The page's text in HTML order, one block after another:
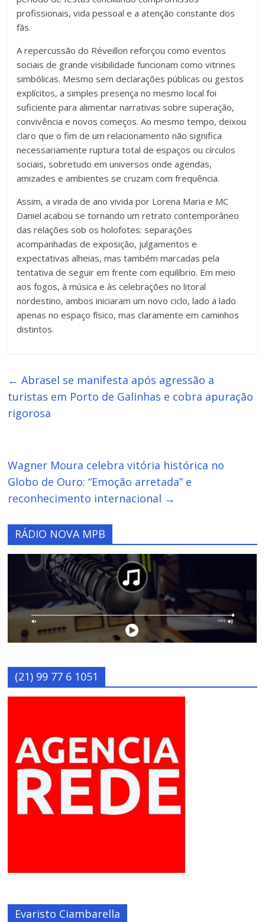
profissionais, vida pessoal e a atenção constante dos
fãs.
A repercussão do Réveillon reforçou como eventos
sociais de grande visibilidade funcionam como vitrines
simbólicas. Mesmo sem declarações públicas ou gestos
explícitos, a simples presença no mesmo local foi
suficiente para alimentar narrativas sobre superação,
convivência e novos começos. Ao mesmo tempo, deixou
claro que o fim de um relacionamento não significa
necessariamente ruptura total de espaços ou círculos
sociais, sobretudo em universos onde agendas,
amizades e ambientes se cruzam com frequência.
Assim, a virada de ano vivida por Lorena Maria e MC
Daniel acabou se tornando um retrato contemporâneo
das relações sob os holofotes: separações
acompanhadas de exposição, julgamentos e
expectativas alheias, mas também marcadas pela
tentativa de seguir em frente com equilíbrio. Em meio
aos fogos, à música e às celebrações no litoral
nordestino, ambos iniciaram um novo ciclo, lado a lado
apenas no espaço físico, mas claramente em caminhos
distintos.
← Abrasel se manifesta após agressão a
turistas em Porto de Galinhas e cobra apuração
rigorosa
Wagner Moura celebra vitória histórica no
Globo de Ouro: “Emoção arretada” e
reconhecimento internacional →
RÁDIO NOVA MPB
(21) 99 77 6 1051
Evaristo Ciambarella